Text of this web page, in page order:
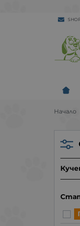
Начало